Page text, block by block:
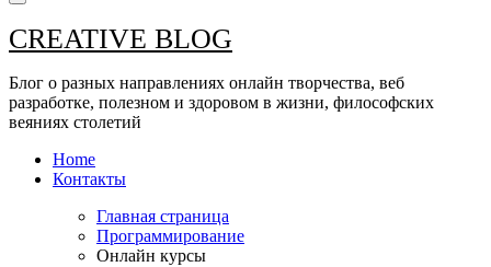
CREATIVE BLOG
Блог о разных направлениях онлайн творчества, веб
разработке, полезном и здоровом в жизни, философских
веяниях столетий
Home
Контакты
Главная страница
Программирование
Онлайн курсы